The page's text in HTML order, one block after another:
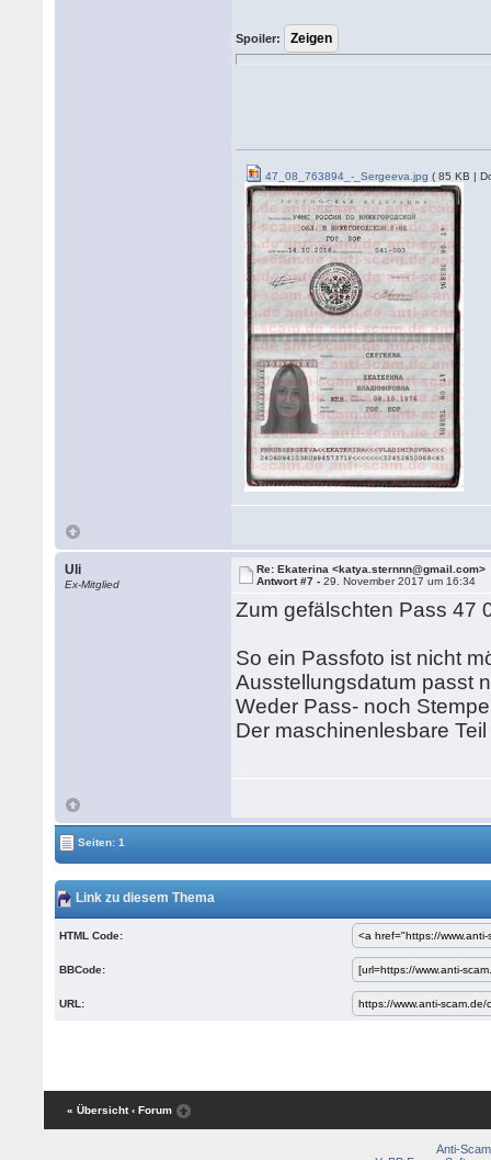
Spoiler:
47_08_763894_-_Sergeeva.jpg ( 85 KB |
Uli
Ex-Mitglied
Re: Ekaterina <katya.sternnn@gmail.com>
Antwort #7 -29. November 2017 um 16:34
Zum gefälschten Pass 47
So ein Passfoto ist nicht
Ausstellungsdatum passt
Weder Pass- noch
Der maschinenlesbare
Seiten: 1
Link zu diesem Thema
HTML Code:
BBCode:
URL:
« Übersicht ‹ Forum
Anti-Scam